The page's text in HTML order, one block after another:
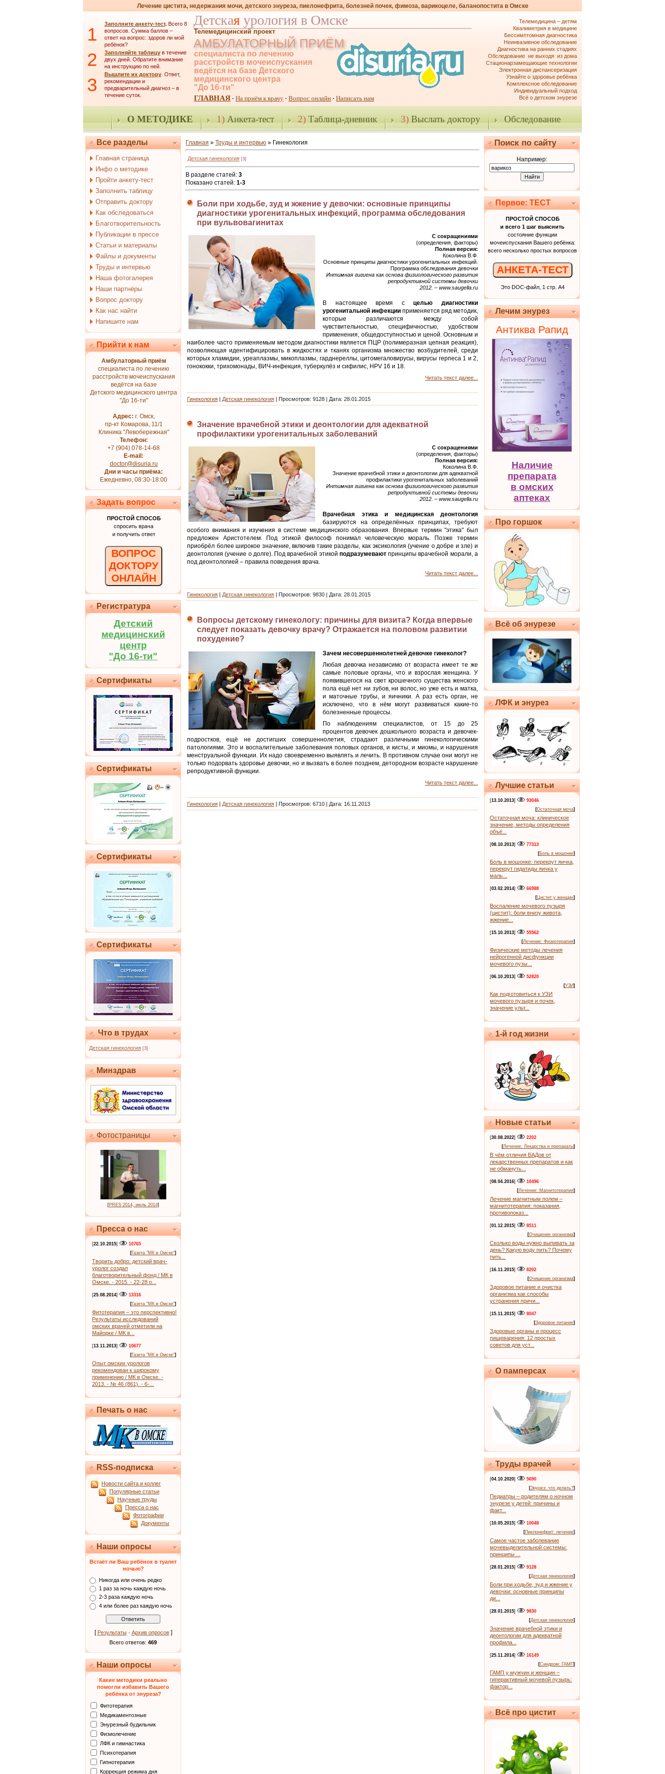
Лечение цистита, недержания мочи, детского энуреза, пиелонефрита, болезней почек, фимоза, варикоцеле, баланопостита в Омске
1 Заполните анкету-тест. Всего 8
вопросов. Сумма баллов –
ответ на вопрос: здоров ли мой
ребёнок?
2 Заполняйте таблицу в течение
двух дней. Обратите внимание
на инструкцию по ней.
3 Вышлите их доктору. Ответ,
рекомендации и
предварительный диагноз – в
течение суток.
Детская урология в Омске
Телемедицинский проект
АМБУЛАТОРНЫЙ ПРИЁМ
специалиста по лечению
расстройств мочеиспускания
ведётся на базе Детского
медицинского центра
"До 16-ти"
ГЛАВНАЯ · На приём к врачу · Вопрос онлайн · Написать нам
Телемедицина – детям
Квалиметрия в медицине
Бессимптомная диагностика
Неинвазивное обследование
Диагностика на ранних стадиях
Обследование не выходя из дома
Стационарзамещающие технологии
Электронная диспансеризация
Узнайте о здоровье ребёнка
Комплексное обследование
Индивидуальный подход
Всё о детском энурезе
О МЕТОДИКЕ 1)Анкета-тест 2)Таблица-дневник 3)Выслать доктору Обследование
Все разделы
Главная страница
Инфо о методике
Пройти анкету-тест
Заполнить таблицу
Отправить доктору
Как обследоваться
Благотворительность
Публикации в прессе
Статьи и материалы
Файлы и документы
Труды и интервью
Наша фотогалерея
Наши партнёры
Вопрос доктору
Как нас найти
Напишите нам
Прийти к нам
Амбулаторный приём
специалиста по лечению
расстройств мочеиспускания
ведётся на базе
Детского медицинского центра
"До 16-ти"
Адрес: г. Омск,
пр-кт Комарова, 11/1
Клиника "Левобережная"
Телефон:
+7 (904) 078-14-68
E-mail:
doctor@disuria.ru
Дни и часы приёма:
Ежедневно, 08:30-18:00
Задать вопрос
ПРОСТОЙ СПОСОБ
спросить врача
и получить ответ
ВОПРОС
ДОКТОРУ
ОНЛАЙН
Регистратура
Детский
медицинский
центр
"До 16-ти"
Сертификаты
Сертификаты
Сертификаты
Сертификаты
Что в трудах
Детская гинекология [3]
Минздрав
Фотостраницы
[PRES 2014, июль 2014]
Пресса о нас
[22.10.2015]
10765
[Газета "МК в Омске"]
Творить добро: детский врач-
уролог создал
благотворительный фонд / МК в
Омске. - 2015. - 22-28 о...
[25.08.2014]
13316
[Газета "МК в Омске"]
Фитотерапия – это перспективно!
Результаты исследований
омских врачей отметили на
Майорке / МК в...
[13.11.2013]
10677
[Газета "МК в Омске"]
Опыт омских урологов
рекомендован к широкому
применению / МК в Омске. -
2013. - № 46 (861). - 6-...
Печать о нас
RSS-подписка
Новости сайта и коллег
Популярные статьи
Научные труды
Пресса о нас
Фотографии
Документы
Наши опросы
Встаёт ли Ваш ребёнок в туалет
ночью?
Никогда или очень редко
1 раз за ночь каждую ночь
2-3 раза каждую ночь
4 или более раз каждую ночь
[ Результаты· Архив опросов]
Всего ответов: 469
Наши опросы
Какие методики реально
помогли избавить Вашего
ребёнка от энуреза?
Фитотерапия
Медикаментозные
Энурезный будильник
Физиолечение
ЛФК и гимнастика
Психотерапия
Гипнотерапия
Коррекция режима дня
Главная » Труды и интервью » Гинекология
Детская гинекология [3]
В разделе статей: 3
Показано статей: 1-3
Боли при ходьбе, зуд и жжение у девочки: основные принципы
диагностики урогенитальных инфекций, программа обследования
при вульвовагинитах
С сокращениями
(определения, факторы)
Полная версия:
Коколина В.Ф.
Основные принципы диагностики урогенитальных инфекций.
Программа обследования девочки
Интимная гигиена как основа физиологического развития
репродуктивной системы девочки
2012. – www.saugella.ru
В настоящее время сцелью диагностики
урогенитальной инфекции применяется ряд методик,
которые различаются между собой
чувствительностью, специфичностью, удобством
применения, общедоступностью и ценой. Основным и
наиболее часто применяемым методом диагностики является ПЦР (полимеразная цепная реакция),
позволяющая идентифицировать в жидкостях и тканях организма множество возбудителей, среди
которых хламидии, уреаплазмы, микоплазмы, гарднереллы, цитомегаловирусы, вирусы герпеса 1 и 2,
гонококки, трихомонады, ВИЧ-инфекция, туберкулёз и сифилис, HPV 16 и 18.
Читать текст далее...
Гинекология | Детская гинекология | Просмотров: 9128 | Дата: 28.01.2015
Значение врачебной этики и деонтологии для адекватной
профилактики урогенитальных заболеваний
С сокращениями
(определения, факторы)
Полная версия:
Коколина В.Ф.
Значение врачебной этики и деонтологии для адекватной
профилактики урогенитальных заболеваний
Интимная гигиена как основа физиологического развития
репродуктивной системы девочки
2012. – www.saugella.ru
Врачебная этика и медицинская деонтология
базируются на определённых принципах, требуют
особого внимания и изучения в системе медицинского образования. Впервые термин "этика" был
предложен Аристотелем. Под этикой философ понимал человеческую мораль. Позже термин
приобрёл более широкое значение, включив такие разделы, как эксикология (учение о добре и зле) и
деонтология (учение о долге). Под врачебной этикой подразумеваютпринципы врачебной морали, а
под деонтологией – правила поведения врача.
Читать текст далее...
Гинекология | Детская гинекология | Просмотров: 9830 | Дата: 28.01.2015
Вопросы детскому гинекологу: причины для визита? Когда впервые
следует показать девочку врачу? Отражается на половом развитии
похудение?
Зачем несовершеннолетней девочке гинеколог?
Любая девочка независимо от возраста имеет те же
самые половые органы, что и взрослая женщина. У
появившегося на свет крошечного существа женского
пола ещё нет ни зубов, ни волос, но уже есть и матка,
и маточные трубы, и яичники. А раз есть орган, не
исключено, что в нём могут развиваться какие-то
болезненные процессы.
По наблюдениям специалистов, от 15 до 25
процентов девочек дошкольного возраста и девочек-
подростков, ещё не достигших совершеннолетия, страдают различными гинекологическими
патологиями. Это и воспалительные заболевания половых органов, и кисты, и миомы, и нарушения
менструальной функции. Их надо своевременно выявлять и лечить. В противном случае они могут не
только подорвать здоровье девочки, но и вызвать в более позднем, детородном возрасте нарушение
репродуктивной функции.
Читать текст далее...
Гинекология | Детская гинекология | Просмотров: 6710 | Дата: 16.11.2013
Поиск по сайту
Например:
Первое: ТЕСТ
ПРОСТОЙ СПОСОБ
и всего 1 шаг выяснить
состояние функции
мочеиспускания Вашего ребёнка:
всего несколько простых вопросов
АНКЕТА-ТЕСТ
Это DOC-файл, 1 стр. А4
Лечим энурез
Антиква Рапид
Наличие
препарата
в омских
аптеках
Про горшок
Всё об энурезе
ЛФК и энурез
Лучшие статьи
[13.10.2013]
93046
[Остаточная моча]
Остаточная моча: клиническое
значение, методы определения
объё...
[08.10.2013]
77313
[Боль в мошонке]
Боль в мошонке: перекрут яичка,
перекрут гидатиды яичка у
маль...
[03.02.2014]
66988
[Цистит у женщин]
Воспаление мочевого пузыря
(цистит): боли внизу живота,
жжение...
[15.10.2013]
55562
[Лечение: Физиотерапия]
Физические методы лечения
нейрогенной дисфункции
мочевого пузы...
[06.10.2013]
52820
[УЗИ]
Как подготовиться к УЗИ
мочевого пузыря и почек,
значение ульт...
1-й год жизни
Новые статьи
[30.08.2022]
2202
[Лечение: Лекарства и препараты]
В чём отличия БАДов от
лекарственных препаратов и как
не обмануть...
[08.04.2016]
10496
[Лечение: Магнитотерапия]
Лечение магнитным полем –
магнитотерапия: показания,
противопоказ...
[01.12.2015]
8511
[Очищение организма]
Сколько воды нужно выпивать за
день? Какую воду пить? Почему
пить...
[16.11.2015]
8202
[Очищение организма]
Здоровое питание и очистка
организма как способы
устранения причи...
[15.11.2015]
8047
[Здоровое питание]
Здоровые органы и процесс
пищеварения: 12 простых
советов для уст...
О памперсах
Труды врачей
[04.10.2020]
5690
[Энурез: что делать?]
Педиатры – родителям о ночном
энурезе у детей: причины и
факт...
[10.05.2015]
10048
[Пиелонефрит: лечение]
Самое частое заболевание
мочевыделительной системы:
принципы ...
[28.01.2015]
9128
[Детская гинекология]
Боли при ходьбе, зуд и жжение у
девочки: основные принципы
ди...
[28.01.2015]
9830
[Детская гинекология]
Значение врачебной этики и
деонтологии для адекватной
профила...
[25.11.2014]
16149
[Синдром: ГАМП]
ГАМП у мужчин и женщин –
гиперактивный мочевой пузырь:
фактор...
Всё про цистит